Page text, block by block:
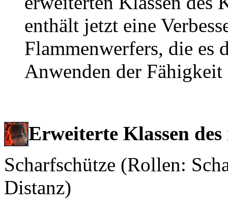
enthält jetzt eine
Flammenwerfers, die es
Anwenden der Fähigkeit
Erweiterte Klassen
Scharfschütze (Rollen:
Distanz)